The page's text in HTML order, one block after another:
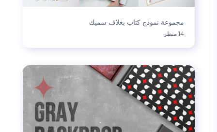
مجموعة نموذج كتاب بغلاف سميك
14 منظر